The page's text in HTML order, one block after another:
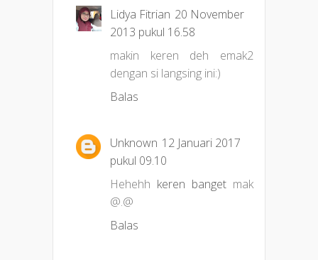
Lidya Fitrian 20 November
2013 pukul 16.58
makin keren deh emak2
dengan si langsing ini:)
Balas
Unknown 12 Januari 2017
pukul 09.10
Hehehh keren banget mak
@.@
Balas